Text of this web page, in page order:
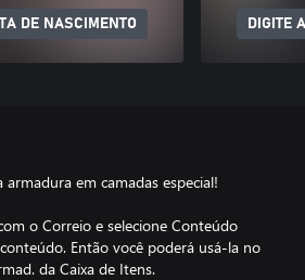
DE NASCIMENTO DIGITE
em camadas especial!
o Correio e selecione Conteúdo
Então você poderá usá-la no
da Caixa de Itens.